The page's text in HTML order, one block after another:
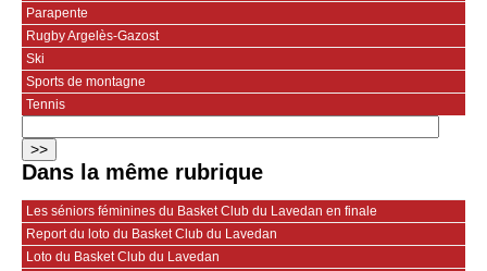
Parapente
Rugby Argelès-Gazost
Ski
Sports de montagne
Tennis
Dans la même rubrique
Les séniors féminines du Basket Club du Lavedan en finale
Report du loto du Basket Club du Lavedan
Loto du Basket Club du Lavedan